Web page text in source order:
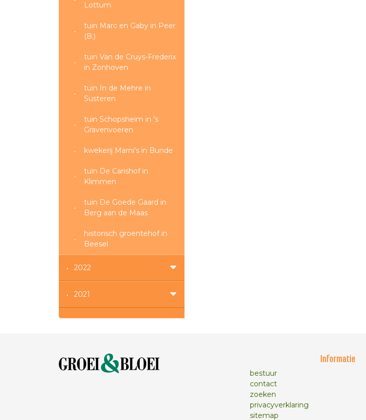
Lottum
tuin Marc en Gaby in Peer
(B.)
tuin Van de Cruys-Frederix
in Zonhoven
tuin In de Mehre in
Susteren
tuin Schopsheim in 's
Gravenvoeren
kwekerij Marni's in Bunde
tuin De Carishof in
Klimmen
tuin De Goede Gaard in
Berg aan de Maas
historisch groentehof in
Beesel
2022
2021
Informatie
bestuur
contact
zoeken
privacyverklaring
sitemap